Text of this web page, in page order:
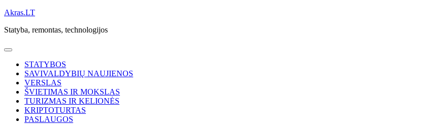
Skip
content
Akras.LT
Statyba, remontas, technologijos
STATYBOS
SAVIVALDYBIŲ NAUJIENOS
VERSLAS
ŠVIETIMAS IR MOKSLAS
TURIZMAS IR KELIONĖS
KRIPTOTURTAS
PASLAUGOS